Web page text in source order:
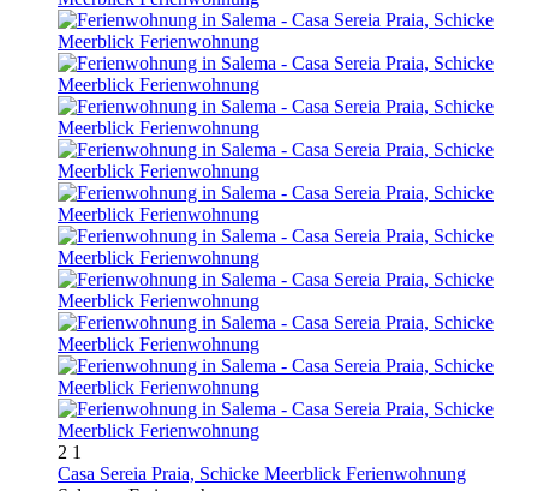
2 1
Casa Sereia Praia, Schicke Meerblick Ferienwohnung